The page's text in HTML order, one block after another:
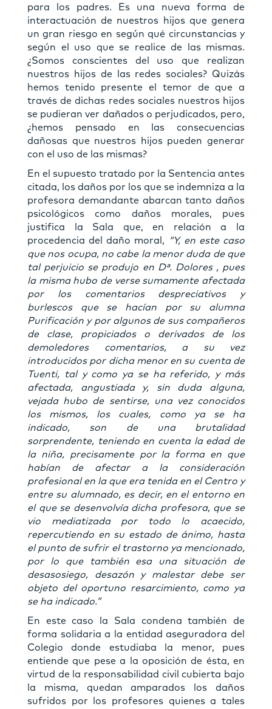
para los padres. Es una nueva forma de
interactuación de nuestros hijos que genera
un gran riesgo en según qué circunstancias y
según el uso que se realice de las mismas.
¿Somos conscientes del uso que realizan
nuestros hijos de las redes sociales? Quizás
hemos tenido presente el temor de que a
través de dichas redes sociales nuestros hijos
se pudieran ver dañados o perjudicados, pero,
¿hemos pensado en las consecuencias
dañosas que nuestros hijos pueden generar
con el uso de las mismas?
En el supuesto tratado por la Sentencia antes
citada, los daños por los que se indemniza a la
profesora demandante abarcan tanto daños
psicológicos como daños morales, pues
justifica la Sala que, en relación a la
procedencia del daño moral,
“Y, en este caso
que nos ocupa, no cabe la menor duda de que
tal perjuicio se produjo en Dª. Dolores , pues
la misma hubo de verse sumamente afectada
por los comentarios despreciativos y
burlescos que se hacían por su alumna
Purificación y por algunos de sus compañeros
de clase, propiciados o derivados de los
demoledores comentarios, a su vez
introducidos por dicha menor en su cuenta de
Tuenti, tal y como ya se ha referido, y más
afectada, angustiada y, sin duda alguna,
vejada hubo de sentirse, una vez conocidos
los mismos, los cuales, como ya se ha
indicado, son de una brutalidad
sorprendente, teniendo en cuenta la edad de
la niña, precisamente por la forma en que
habían de afectar a la consideración
profesional en la que era tenida en el Centro y
entre su alumnado, es decir, en el entorno en
el que se desenvolvía dicha profesora, que se
vio mediatizada por todo lo acaecido,
repercutiendo en su estado de ánimo, hasta
el punto de sufrir el trastorno ya mencionado,
por lo que también esa una situación de
desasosiego, desazón y malestar debe ser
objeto del oportuno resarcimiento, como ya
se ha indicado.”
En este caso la Sala condena también de
forma solidaria a la entidad aseguradora del
Colegio donde estudiaba la menor, pues
entiende que pese a la oposición de ésta, en
virtud de la responsabilidad civil cubierta bajo
la misma, quedan amparados los daños
sufridos por los profesores quienes a tales